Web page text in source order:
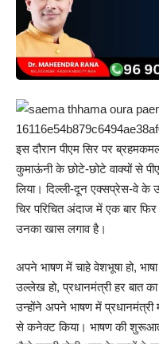
इस दौरान पीएम सिर पर
कुमाऊंनी के छोटे-छोटे वाक्यों से
लिया। दिल्ली-दून एक्सप्रेस-वे के
चिर परिचित अंदाज में एक बार
उनका खास लगाव है।
अपने भाषण में चाहे वेशभूषा हो,
उल्लेख हो, प्रधानमंत्री हर बात
उन्होंने अपने भाषण में
से कनेक्ट किया। भाषण की शुरूआत